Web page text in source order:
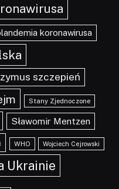
koronawirusa
szczepień
Stany Zjednoczone
Sławomir Mentzen
WHO Wojciech Cejrowski
Ukrainie